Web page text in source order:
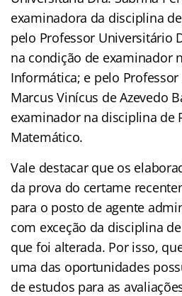
examinadora da disciplina
pelo Professor Universitário
na condição de examinador
Informática; e pelo
Marcus Vinícus de Azevedo
examinador na disciplina de
Matemático.
Vale destacar que os
da prova do certame
para o posto de agente
com exceção da disciplina
que foi alterada. Por isso,
uma das oportunidades
de estudos para as